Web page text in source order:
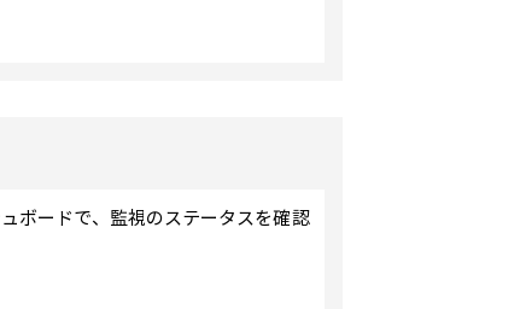
ボードで、監視のステータスを確認